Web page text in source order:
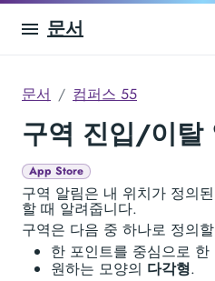
문서
문서 컴퍼스 55
구역 진입/이탈
App Store
구역 알림은 내 위치가 정의
할 때 알려줍니다.
구역은 다음 중 하나로 정의
한 포인트를 중심으로 한
원하는 모양의 다각형.